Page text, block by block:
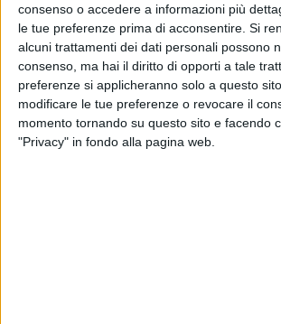
consenso o accedere a informazioni più
le tue preferenze prima di acconsentire. Si
alcuni trattamenti dei dati personali possono
consenso, ma hai il diritto di opporti a tale
preferenze si applicheranno solo a questo
modificare le tue preferenze o revocare il
momento tornando su questo sito e facendo
"Privacy" in fondo alla pagina web.
Gli spedizionieri
chiedono un
Servizi 4.0 per
digitalizzazione